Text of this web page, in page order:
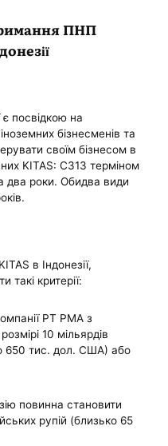
ПНП
є посвідкою на
бізнесменів та
своїм бізнесом в
KITAS: C313 терміном
два роки. Обидва види
в Індонезії,
такі критерії:
PT PMA з
10 мільярдів
650 тис. дол. США) або
повинна становити
рупій (близько 65